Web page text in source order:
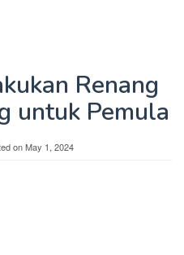
Renang
untuk Pemula
onMay 1, 2024